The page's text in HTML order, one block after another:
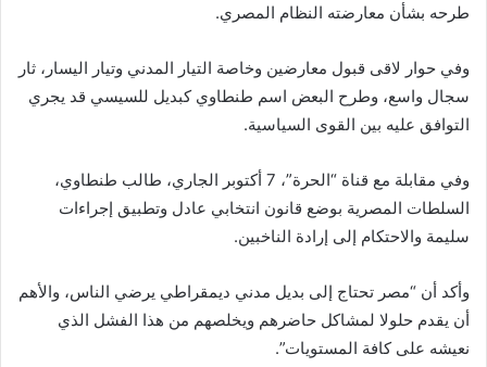
طرحه بشأن معارضته النظام المصري.
وفي حوار لاقى قبول معارضين وخاصة التيار المدني وتيار اليسار، ثار
سجال واسع، وطرح البعض اسم طنطاوي كبديل للسيسي قد يجري
التوافق عليه بين القوى السياسية.
وفي مقابلة مع قناة “الحرة”، 7 أكتوبر الجاري، طالب طنطاوي،
السلطات المصرية بوضع قانون انتخابي عادل وتطبيق إجراءات
سليمة والاحتكام إلى إرادة الناخبين.
وأكد أن “مصر تحتاج إلى بديل مدني ديمقراطي يرضي الناس، والأهم
أن يقدم حلولا لمشاكل حاضرهم ويخلصهم من هذا الفشل الذي
نعيشه على كافة المستويات”.